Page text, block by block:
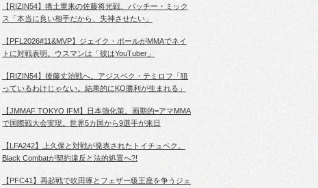
【RIZIN54】捲土重来の佐藤将光戦、パッチー・ミック
ス「本当に良い相手だから、失神させたい」
【PFL2026#11&MVP】ジェイク・ポールがMMAでネイ
トに対戦表明。ウスマンは「彼はYouTuber」
【RIZIN54】後藤丈治戦へ。アジスベク・テミロフ「狙
っているわけじゃない。結果的にKO勝利が生まれる」
【JMMAF TOKYO IFM】日本強化策。画期的=アマMMA
で国際戦大会実現。世界5カ国から9選手が来日
【LFA242】上久保と対戦が発表されたトイチュベク。
Black Combatが契約違反と法的処置へ?!
【PFC41】再起戦で吹田琢とフェザー級王座を争うジェ